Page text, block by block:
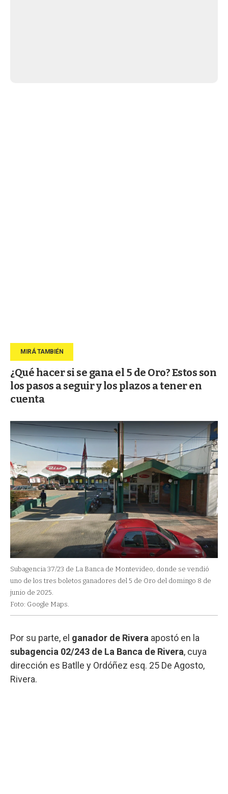
¿Qué hacer si se gana el 5 de Oro? Estos son
los pasos a seguir y los plazos a tener en
cuenta
Subagencia 37/23 de La Banca de Montevideo, donde se vendió
uno de los tres boletos ganadores del 5 de Oro del domingo 8 de
junio de 2025.
Foto: Google Maps.
Por su parte, el ganador de Rivera apostó en la
subagencia 02/243 de La Banca de Rivera, cuya
dirección es Batlle y Ordóñez esq. 25 De Agosto,
Rivera.